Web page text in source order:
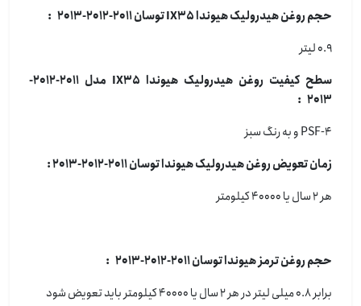
حجم روغن هیدرولیک هیوندا IX35 توسان 2011-2012-2013 :
0.9 لیتر
سطح کیفیت روغن هیدرولیک هیوندا IX35 مدل 2011-2012-
2013 :
PSF-4 و به رنگ سبز
زمان تعویض روغن هیدرولیک هیوندا توسان 2011-2012-2013 :
هر 2 سال یا 40000 کیلومتر
حجم روغن ترمز هیوندا توسان 2011-2012-2013 :
برابر 0.8 میلی لیتر در هر 2 سال یا 40000 کیلومتر باید تعویض شود